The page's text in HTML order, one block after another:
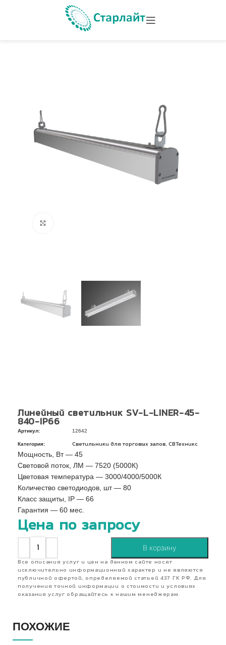
Линейный светильник SV-L-LINER-45-
840-IP66
Артикул: 12642
Категория: Светильники для торговых залов СВТехникс
Мощность, Вт — 45
Световой поток, ЛМ — 7520 (5000К)
Цветовая температура — 3000/4000/5000К
Количество светодиодов, шт — 80
Класс защиты, IP — 66
Гарантия — 60 мес.
Цена по запросу
В корзину
Все описания услуг и цен на данном сайте носят
исключительно информационный характер и не являются
публичной офертой, определяемой статьей 437 ГК РФ. Для
получения точной информации о стоимости и условиях
оказания услуг обращайтесь к нашим менеджерам.
ПОХОЖИЕ